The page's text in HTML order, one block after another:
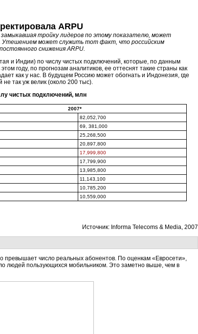
ARPU
тройку лидеров по этому показателю, может
Утешением может служить тот факт, что российским
снижения ARPU.
и Индии) по числу чистых подключений, которые, по данным
году, по прогнозам аналитиков, ее оттеснят такие страны как
как у нас. В будущем Россию может обогнать и Индонезия, где
так уж велик (около 200 тыс).
чистых подключений, млн
2007*
82,052,700
69, 381,000
25,268,500
20,897,800
17,999,800
17,799,900
13,985,800
11,143,100
10,785,200
10,559,000
Источник: Informa Telecoms & Media, 2007
превышает число реальных абонентов. По оценкам «Евросети»,
людей пользующихся мобильником. Это заметно выше, чем в